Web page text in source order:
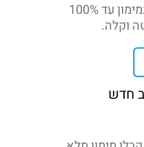
עבורכם. רכבי יד 2 במימון עד 100%
וקלה.
חדש